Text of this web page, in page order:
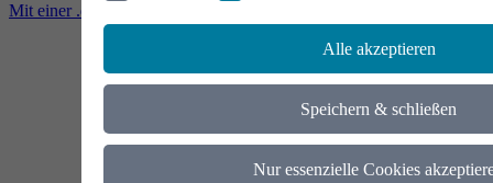
Alle akzeptieren
Speichern & schließen
Nur essenzielle Cookies
Mit einer .de-Domain erhalten Ideen eine Bühne